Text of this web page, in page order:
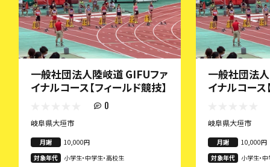
一般社団法人陸岐道 GIFUファ
イナルコース【フィールド競技】
0
岐阜県大垣市
月謝
10,000円
対象年代
小学生・中学生・高校生
一般社団法
イナルコース
岐阜県大垣市
月謝
10,000円
対象年代
小学生・